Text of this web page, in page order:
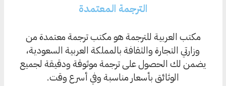
الترجمة المعتمدة
مكتب العربية للترجمة هو مكتب ترجمة معتمدة من
وزارتي التجارة والثقافة بالمملكة العربية السعودية،
يضمن لك الحصول على ترجمة موثوقة ودقيقة لجميع
الوثائق بأسعار مناسبة وفي أسرع وقت.